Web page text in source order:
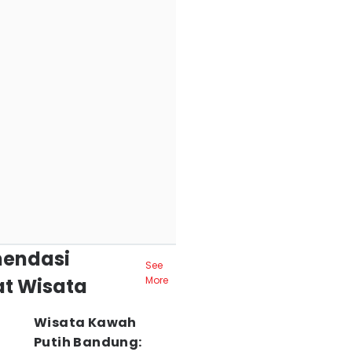
Wisata
See
More
Wisata Kawah
Putih Bandung: